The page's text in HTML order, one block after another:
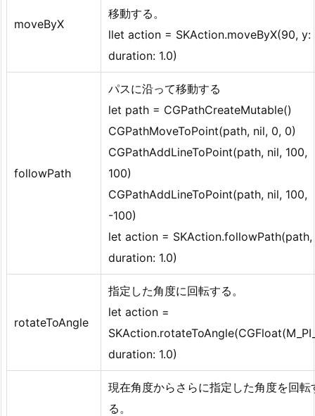
moveByX
移動する。
llet action = SKAction.moveByX(90, y:
duration: 1.0)
followPath
パスに沿って移動する
let path = CGPathCreateMutable()
CGPathMoveToPoint(path, nil, 0, 0)
CGPathAddLineToPoint(path, nil, 100,
100)
CGPathAddLineToPoint(path, nil, 100,
-100)
let action = SKAction.followPath(path,
duration: 1.0)
rotateToAngle
指定した角度に回転する。
let action =
duration: 1.0)
現在角度からさらに指定した角度を回転
る。